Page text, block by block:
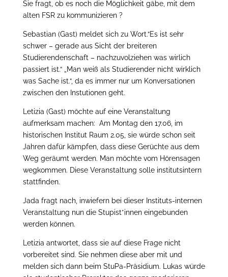
Sie fragt, ob es noch die Möglichkeit gäbe, mit dem
alten FSR zu kommunizieren ?
Sebastian (Gast) meldet sich zu Wort.“Es ist sehr
schwer – gerade aus Sicht der breiteren
Studierendenschaft – nachzuvolziehen was wirlich
passiert ist.“ „Man weiß als Studierender nicht wirklich
was Sache ist.“, da es immer nur um Konversationen
zwischen den Instutionen geht.
Letizia (Gast) möchte auf eine Veranstaltung
aufmerksam machen: Am Montag den 17.06, im
historischen Institut Raum 2.05, sie würde schon seit
Jahren dafür kämpfen, dass diese Gerüchte aus dem
Weg geräumt werden. Man möchte vom Hörensagen
wegkommen. Diese Veranstaltung solle institutsintern
stattfinden.
Jada fragt nach, inwiefern bei dieser Instituts-internen
Veranstaltung nun die Stupist*innen eingebunden
werden können.
Letizia antwortet, dass sie auf diese Frage nicht
vorbereitet sind. Sie nehmen diese aber mit und
melden sich dann beim StuPa-Präsidium. Lukas würde